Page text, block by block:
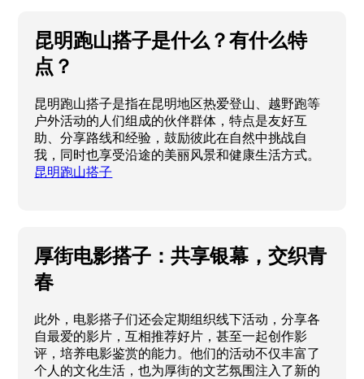
昆明跑山搭子是什么？有什么特
点？
昆明跑山搭子是指在昆明地区热爱登山、越野跑等
户外活动的人们组成的伙伴群体，特点是友好互
助、分享路线和经验，鼓励彼此在自然中挑战自
我，同时也享受沿途的美丽风景和健康生活方式。
昆明跑山搭子
厚街电影搭子：共享银幕，交织青
春
此外，电影搭子们还会定期组织线下活动，分享各
自最爱的影片，互相推荐好片，甚至一起创作影
评，培养电影鉴赏的能力。他们的活动不仅丰富了
个人的文化生活，也为厚街的文艺氛围注入了新的